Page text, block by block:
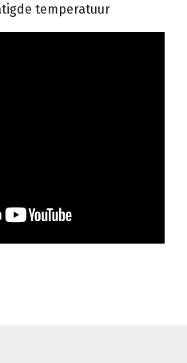
temperatuur